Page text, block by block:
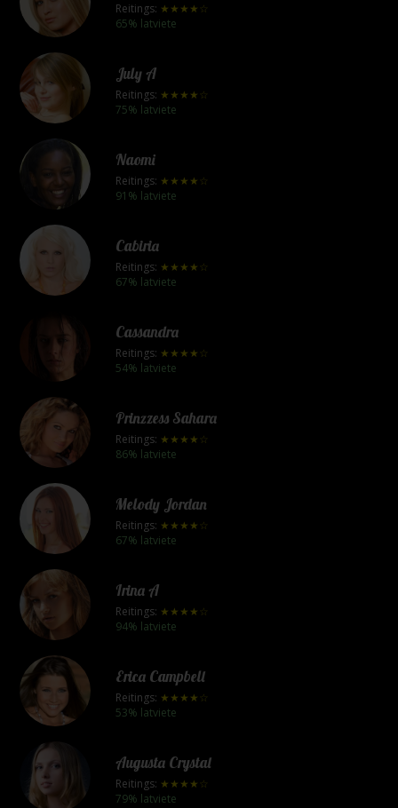
Reitings: ★★★★☆
65% latviete
July A
Reitings: ★★★★☆
75% latviete
Naomi
Reitings: ★★★★☆
91% latviete
Cabiria
Reitings: ★★★★☆
67% latviete
Cassandra
Reitings: ★★★★☆
54% latviete
Prinzzess Sahara
Reitings: ★★★★☆
86% latviete
Melody Jordan
Reitings: ★★★★☆
67% latviete
Irina A
Reitings: ★★★★☆
94% latviete
Erica Campbell
Reitings: ★★★★☆
53% latviete
Augusta Crystal
Reitings: ★★★★☆
79% latviete